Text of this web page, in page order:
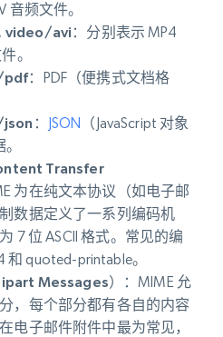
音频文件。
avi： 分别表示 MP4
。
： PDF（便携式文档格
： JSON （JavaScript 对象
Transfer
为在纯文本协议（如电子邮
数据定义了一系列编码机
7 位 ASCII 格式。常见的编
和 quoted-printable。
Messages）
：MIME 允
，每个部分都有各自的内容
电子邮件附件中最为常见，